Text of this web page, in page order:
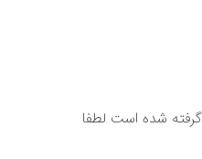
شده است لطفا